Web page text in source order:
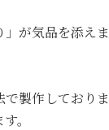
が気品を添え
製作しており
。